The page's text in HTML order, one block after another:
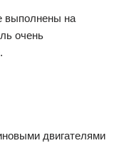
выполнены на
очень
двигателями